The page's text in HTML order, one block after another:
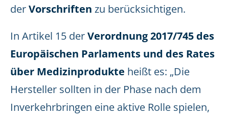
derVorschriften zu berücksichtigen.
In Artikel 15 derVerordnung 2017/745 des
Europäischen Parlaments und des Rates
über Medizinprodukte heißt es: „Die
Hersteller sollten in der Phase nach dem
Inverkehrbringen eine aktive Rolle spielen,